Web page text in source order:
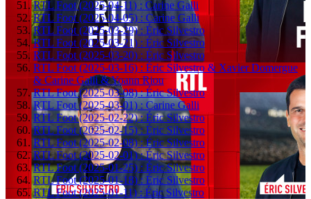
RTL Foot (2025-04-11) : Carine Galli
RTL Foot (2025-04-05) : Carine Galli
RTL Foot (2025-03-29) : Éric Silvestro
RTL Foot (2025-03-21) : Éric Silvestro
RTL Foot (2025-03-20) : Éric Silvestro
RTL Foot (2025-03-16) : Éric Silvestro & Xavier Domergue
& Carine Galli & Yoann Riou
RTL Foot (2025-03-08) : Éric Silvestro
RTL Foot (2025-03-01) : Carine Galli
RTL Foot (2025-02-22) : Éric Silvestro
RTL Foot (2025-02-15) : Éric Silvestro
RTL Foot (2025-02-08) : Éric Silvestro
RTL Foot (2025-02-01) : Éric Silvestro
RTL Foot (2025-01-25) : Éric Silvestro
RTL Foot (2025-01-18) : Éric Silvestro
RTL Foot (2025-01-11) : Éric Silvestro